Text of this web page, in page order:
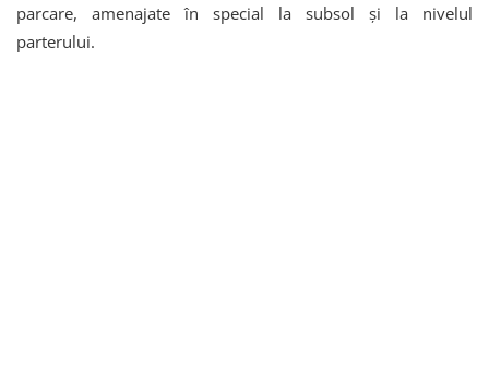
parcare, amenajate în special la subsol și la nivelul
parterului.